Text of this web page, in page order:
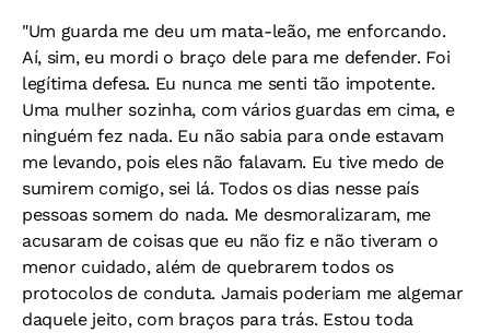
"Um guarda me deu um mata-leão, me enforcando.
Aí, sim, eu mordi o braço dele para me defender. Foi
legítima defesa. Eu nunca me senti tão impotente.
Uma mulher sozinha, com vários guardas em cima, e
ninguém fez nada. Eu não sabia para onde estavam
me levando, pois eles não falavam. Eu tive medo de
sumirem comigo, sei lá. Todos os dias nesse país
pessoas somem do nada. Me desmoralizaram, me
acusaram de coisas que eu não fiz e não tiveram o
menor cuidado, além de quebrarem todos os
protocolos de conduta. Jamais poderiam me algemar
daquele jeito, com braços para trás. Estou toda